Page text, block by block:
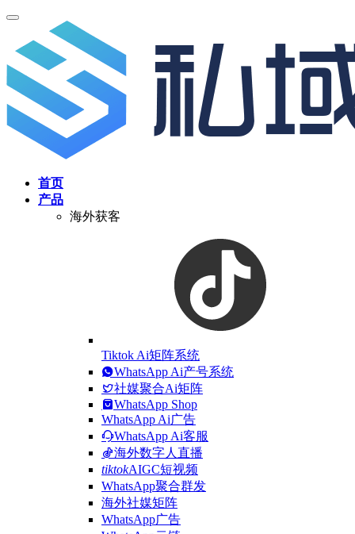
首页
产品
海外获客
Tiktok Ai矩阵系统
WhatsApp Ai产号系统
社媒聚合Ai矩阵
WhatsApp Shop
WhatsApp Ai广告
WhatsApp Ai客服
海外数字人直播
tiktokAIGC短视频
WhatsApp聚合群发
海外社媒矩阵
WhatsApp广告